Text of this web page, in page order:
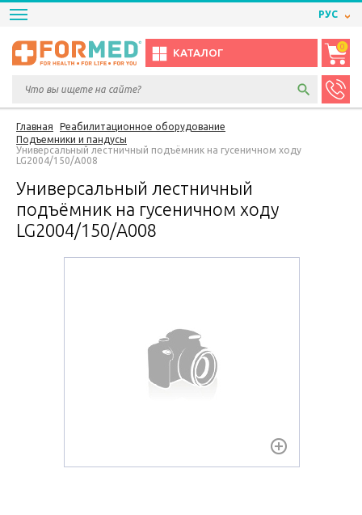
РУС
КАТАЛОГ
0
Главная
Реабилитационное оборудование
Подъемники и пандусы
Универсальный лестничный подъёмник на гусеничном ходу
LG2004/150/А008
Универсальный лестничный
подъёмник на гусеничном ходу
LG2004/150/А008